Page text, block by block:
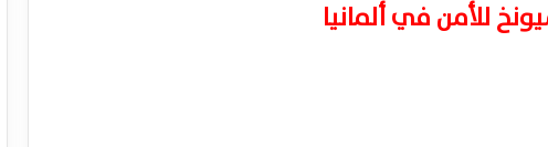
للأمن في ألمانيا